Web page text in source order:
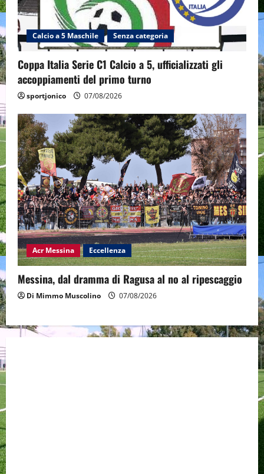
Calcio a 5 Maschile Senza categoria
Coppa Italia Serie C1 Calcio a 5, ufficializzati gli
accoppiamenti del primo turno
sportjonico 07/08/2026
Acr Messina Eccellenza
Messina, dal dramma di Ragusa al no al ripescaggio
Di Mimmo Muscolino 07/08/2026